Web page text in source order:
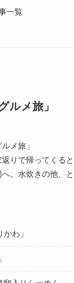
一覧
ルメ旅 」
メ旅」
りで帰ってくる
。水炊きの他、
わ」